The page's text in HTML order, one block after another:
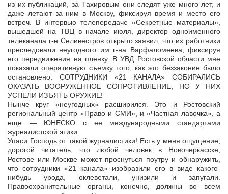
из их публикаций, за Тахировым они следят уже много лет, и
даже летают за ним в Москву, фиксируя время и место его
встреч. В интервью телепередаче «Секретные материалы»,
вышедшей на ТВЦ в начале июля, директор одноименного
телеканала г-н Селивестров открыто заявил, что их работники
преследовали неугодного им г-на Варфаломеева, фиксируя
его передвижения на пленку. В УВД Ростовской области мне
показали оперативную съемку того, как это беззаконие было
остановлено: СОТРУДНИКИ «21 КАНАЛА» СОБИРАЛИСЬ
ОКАЗАТЬ ВООРУЖЕННОЕ СОПРОТИВЛЕНИЕ, НО У НИХ
УСПЕЛИ ИЗЪЯТЬ ОРУЖИЕ!
Нынче круг «неугодных» расширился. Это и Ростовский
региональный центр «Право и СМИ», и «Частная лавочка», а
еще — ЮНЕСКО с ее международными стандартами
журналистской этики.
Упаси Господь от такой журналистики! Есть у меня ощущение,
дорогой читатель, что любой человек в Новочеркасске,
Ростове или Москве может проснуться поутру и обнаружить,
что сотрудники «21 канала» изобразили его в виде какого-
нибудь урода, оклеветали, унизили и запугали.
Правоохранительные органы, конечно, должны во всем